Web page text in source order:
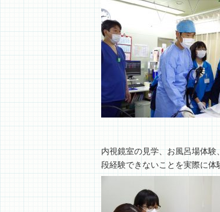
内視鏡室の見学、お風呂場体
段経験できないことを実際に体